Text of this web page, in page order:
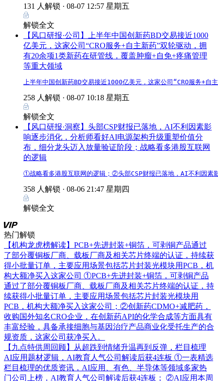
131 人解锁 · 08-07 12:57 星期五
解锁全文
【风口研报·公司】上半年中国创新药BD交易接近1000
亿美元，这家公司“CRO服务+自主新药”双轮驱动，拥
有20余项1类新药在研管线，覆盖肿瘤+自免+疼痛管理
等重大领域
上半年中国创新药BD交易接近1000亿美元，这家公司“CRO服务+
258 人解锁 · 08-07 10:18 星期五
解锁全文
【风口研报·洞察】头部CSP财报已落地，AI不利因素影
响逐步消化，分析师看好AI电源架构升级重塑价值分
布，细分龙头迈入放量验证阶段；战略看多港股互联网
的逻辑
①战略看多港股互联网的逻辑；②头部CSP财报已落地，AI不利因素
358 人解锁 · 08-06 21:47 星期四
解锁全文
热门解锁
【机构龙虎榜解读】PCB+先进封装+铜箔，可剥铜产品通过
了部分覆铜板厂商、载板厂商及相关芯片终端的认证，持续获
得小批量订单，主要应用场景包括芯片封装光模块用PCB，机
构大额净买入这家公司 ①PCB+先进封装+铜箔，可剥铜产品
通过了部分覆铜板厂商、载板厂商及相关芯片终端的认证，持
续获得小批量订单，主要应用场景包括芯片封装光模块用
PCB，机构大额净买入这家公司；②创新药CDMO+减肥药，
收购国外知名CRO企业，在创新药API的化学合成等方面具有
丰富经验，具备承接细胞与基因治疗产品商业化受托生产的合
规资质，这家公司获净买入。
【九点特供周回顾】从超跌到情绪升温再到反弹，栏目梳理
AI应用题材逻辑，AI教育人气公司解读后获4连板 ①一表精选
栏目梳理的优质资讯，AI应用、有色、半导体等领域多家热
门公司上榜，AI教育人气公司解读后获4连板； ②AI应用本周